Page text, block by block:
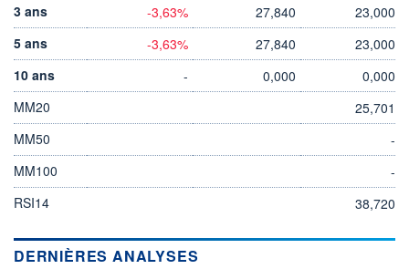
3 ans
-3,63% 27,840
23,000
5 ans
-3,63% 27,840
23,000
10 ans
- 0,000
0,000
MM20
25,701
MM50
-
MM100
-
RSI14
38,720
DERNIÈRES ANALYSES